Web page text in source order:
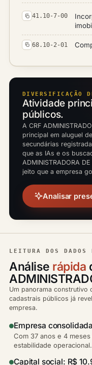
41.10-7-00
68.10-2-01
DIVERSIFICAÇÃO
Atividade
públicos.
A CRF
principal em aluguel
secundárias
que as IAs e os
ADMINISTRADORA
jeito que a empresa
Analisar
LEITURA DOS DADOS
Análise rápida
Um panorama construtivo
cadastrais públicos já
empresa.
Empresa consolidada
Com 37 anos e 4
estabilidade operacional.
Capital social: R$